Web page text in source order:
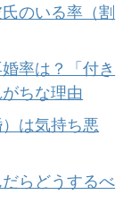
のいる率（割
率は？「付き
ちな理由
は気持ち悪
らどうするべ